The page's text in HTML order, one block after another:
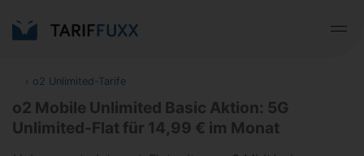
‹ o2 Unlimited-Tarife
o2 Mobile Unlimited Basic Aktion: 5G
Unlimited-Flat für 14,99 € im Monat